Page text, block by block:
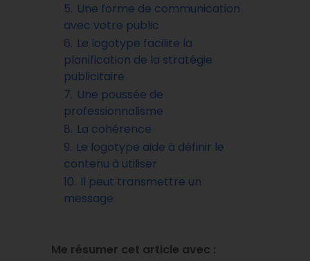
5. Une forme de communication
avec votre public
6. Le logotype facilite la
planification de la stratégie
publicitaire
7. Une poussée de
professionnalisme
8. La cohérence
9. Le logotype aide à définir le
contenu à utiliser
10. Il peut transmettre un
message
Me résumer cet article avec :